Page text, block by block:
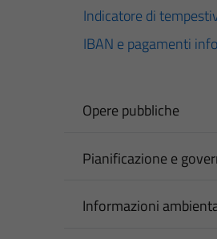
Indicatore di
IBAN e pagamenti
Opere pubbliche
Pianificazione e
Informazioni